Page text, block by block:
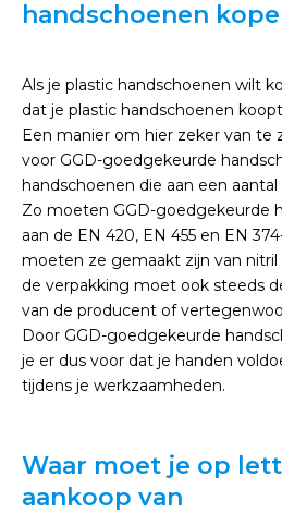
handschoenen
Als je plastic handschoenen wilt
dat je plastic handschoenen
Een manier om hier zeker van te
voor GGD-goedgekeurde
handschoenen die aan een
Zo moeten GGD-goedgekeurde
aan de EN 420, EN 455 en EN
moeten ze gemaakt zijn van nitril
de verpakking moet ook steeds
van de producent of
Door GGD-goedgekeurde
je er dus voor dat je handen
tijdens je werkzaamheden.
Waar moet je op
aankoop van